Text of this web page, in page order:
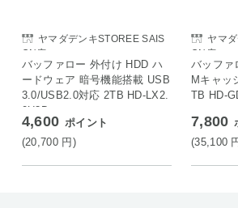
ヤマダデンキSTOREE SAIS
ON店
バッファロー 外付け HDD ハ
ードウェア 暗号機能搭載 USB
3.0/USB2.0対応 2TB HD-LX2.
0U3D
4,600 ポイント
(20,700 円)
ヤマ
ON店
バッファ
Mキャッ
TB HD-
7,800
(35,100